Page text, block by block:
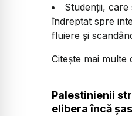
Studenții,
îndreptat spre
fluiere și
Citește mai multe
Palestinienii
elibera încă